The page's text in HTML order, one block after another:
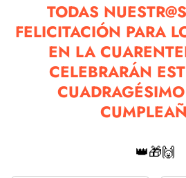
TODAS
FELICITACIÓN PARA
EN LA
CELEBRARÁN
👑🎁🙌